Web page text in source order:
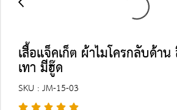
เสื้อแจ็คเก็ต ผ้าไมโครกลับด้า
เทา มีฮู๊ด
SKU : JM-15-03